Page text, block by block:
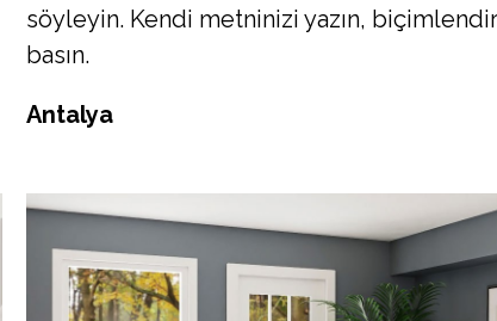
söyleyin. Kendi metninizi yazın,
basın.
Antalya